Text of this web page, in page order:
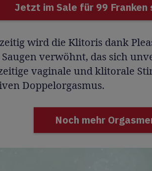
Jetzt im Sale für 99
wird die Klitoris dank
verwöhnt, das sich
vaginale und klitorale
Doppelorgasmus.
Noch mehr